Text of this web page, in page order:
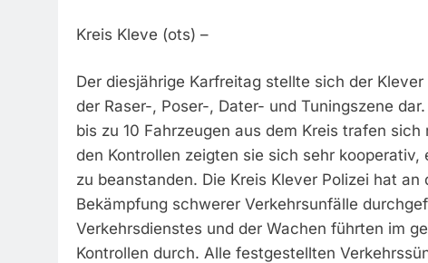
Kreis Kleve (ots) –
Der diesjährige Karfreitag stellte sich der
der Raser-, Poser-, Dater- und Tuningszene
bis zu 10 Fahrzeugen aus dem Kreis trafen
den Kontrollen zeigten sie sich sehr
zu beanstanden. Die Kreis Klever Polizei hat
Bekämpfung schwerer Verkehrsunfälle
Verkehrsdienstes und der Wachen führten im
Kontrollen durch. Alle festgestellten